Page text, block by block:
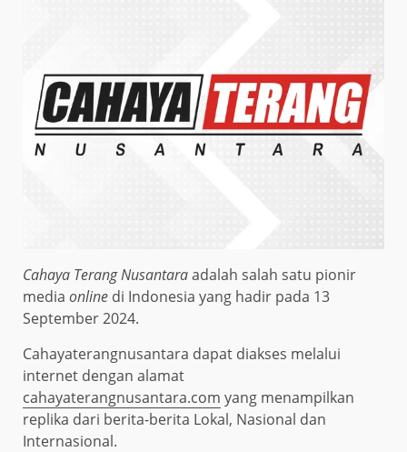
Cahaya Terang Nusantaraadalah salah satu pionir
media online di Indonesia yang hadir pada 13
September 2024.
Cahayaterangnusantara dapat diakses melalui
internet dengan alamat
cahayaterangnusantara.com yang menampilkan
replika dari berita-berita Lokal, Nasional dan
Internasional.